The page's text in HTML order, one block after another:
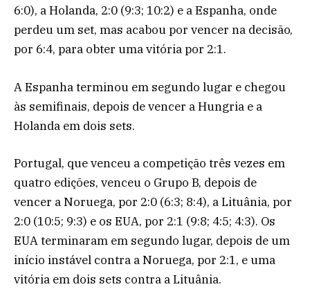
6:0), a Holanda, 2:0 (9:3; 10:2) e a Espanha, onde
perdeu um set, mas acabou por vencer na decisão,
por 6:4, para obter uma vitória por 2:1.
A Espanha terminou em segundo lugar e chegou
às semifinais, depois de vencer a Hungria e a
Holanda em dois sets.
Portugal, que venceu a competição três vezes em
quatro edições, venceu o Grupo B, depois de
vencer a Noruega, por 2:0 (6:3; 8:4), a Lituânia, por
2:0 (10:5; 9:3) e os EUA, por 2:1 (9:8; 4:5; 4:3). Os
EUA terminaram em segundo lugar, depois de um
início instável contra a Noruega, por 2:1, e uma
vitória em dois sets contra a Lituânia.